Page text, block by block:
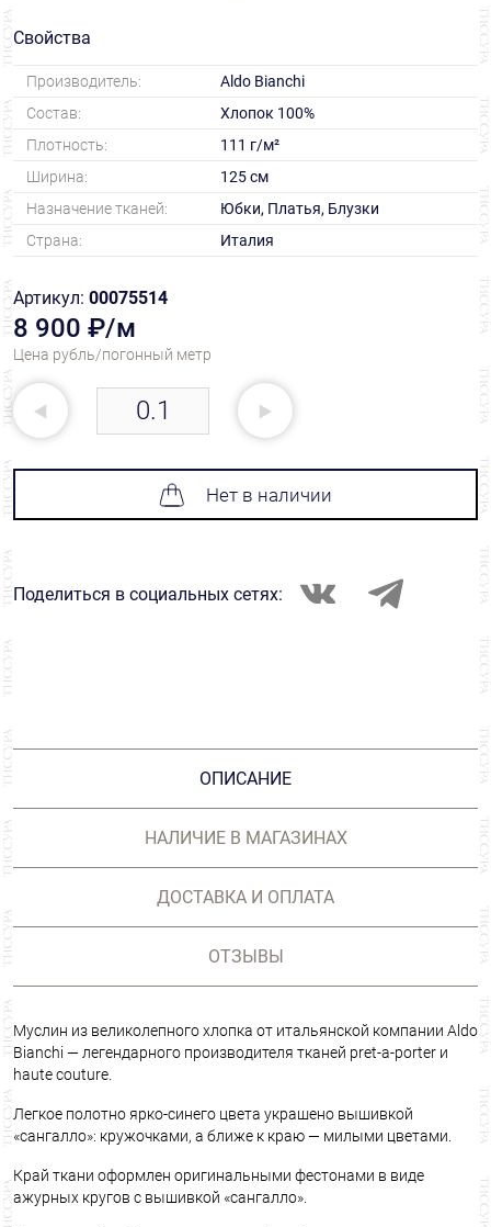
Свойства
Производитель:
Aldo Bianchi
Состав:
Хлопок 100%
Плотность:
111 г/м²
Ширина:
125 см
Назначение тканей:
Юбки, Платья, Блузки
Страна:
Италия
Артикул: 00075514
8 900 ₽/м
Цена рубль/погонный метр
Нет в наличии
Поделиться в социальных сетях:
ОПИСАНИЕ
НАЛИЧИЕ В МАГАЗИНАХ
ДОСТАВКА И ОПЛАТА
ОТЗЫВЫ
Муслин из великолепного хлопка от итальянской компании Aldo
Bianchi — легендарного производителя тканей pret-a-porter и
haute couture.
Легкое полотно ярко-синего цвета украшено вышивкой
«сангалло»: кружочками, а ближе к краю — милыми цветами.
Край ткани оформлен оригинальными фестонами в виде
ажурных кругов с вышивкой «сангалло».